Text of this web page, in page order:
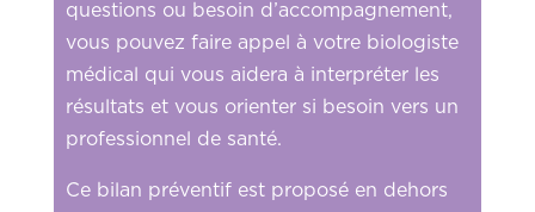
questions ou besoin d’accompagnement,
vous pouvez faire appel à votre biologiste
médical qui vous aidera à interpréter les
résultats et vous orienter si besoin vers un
professionnel de santé.
Ce bilan préventif est proposé en dehors